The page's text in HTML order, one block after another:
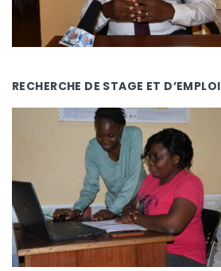
RECHERCHE DE STAGE ET D’EMPLOI